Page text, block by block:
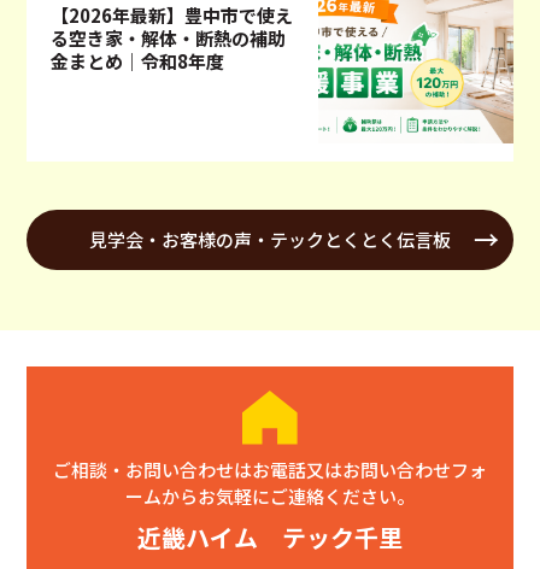
【2026年最新】豊中市で使え
る空き家・解体・断熱の補助
金まとめ｜令和8年度
見学会・お客様の声・テックとくとく伝言板
ご相談・お問い合わせはお電話又はお問い合わせフォ
ームからお気軽にご連絡ください。
近畿ハイム テック千里